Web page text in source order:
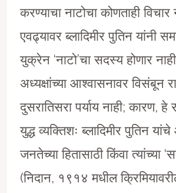
करण्याचा नाटोचा कोणताही विचार
एवढ्यावर ब्लादिमीर पुतिन यांनी
युक्रेन ‘नाटो’चा सदस्य होणार
अध्यक्षांच्या आश्वासनावर विसंबून
दुसरातिसरा पर्याय नाही; कारण,
युद्ध व्यक्तिशः ब्लादिमीर पुतिन
जनतेच्या हितासाठी किंवा त्यांच्या
(निदान, १९१४ मधील